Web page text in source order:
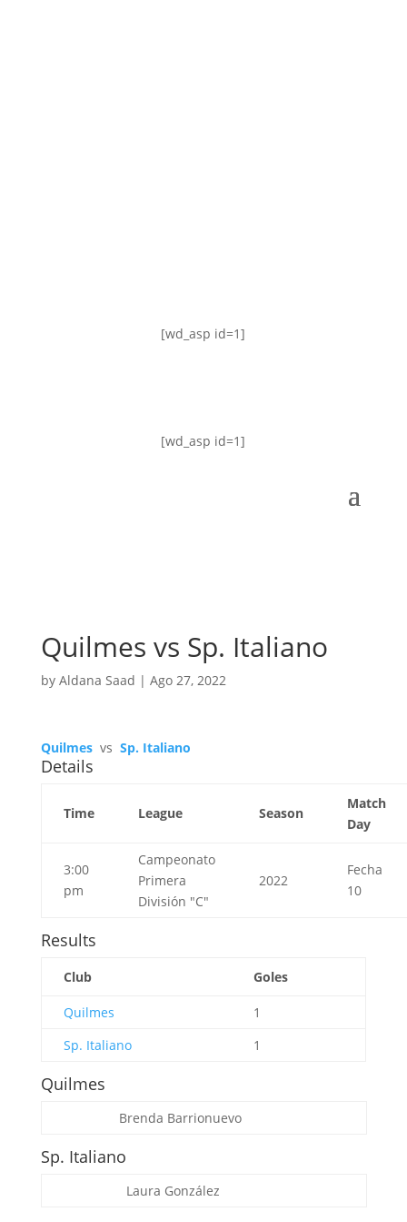
[wd_asp id=1]
[wd_asp id=1]
Quilmes vs Sp. Italiano
by Aldana Saad | Ago 27, 2022
Quilmes vs Sp. Italiano
Details
Time League Season
Match
Day
3:00
pm
Campeonato
Primera
División "C"
2022
Fecha
10
Results
Club Goles
Quilmes
1
Sp. Italiano
1
Quilmes
Brenda Barrionuevo
Sp. Italiano
Laura González